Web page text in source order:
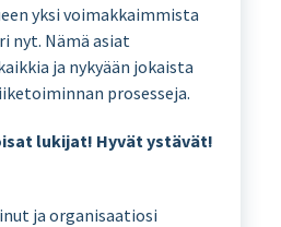
yksi voimakkaimmista
nyt. Nämä asiat
ja nykyään jokaista
prosesseja.
lukijat! Hyvät ystävät!
ja organisaatiosi